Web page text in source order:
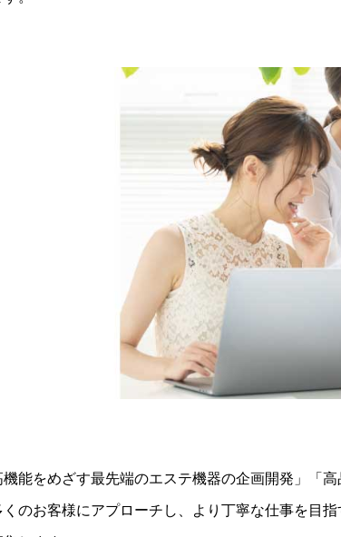
能をめざす最先端のエステ機器の企画開発」「
のお客様にアプローチし、より丁寧な仕事を目